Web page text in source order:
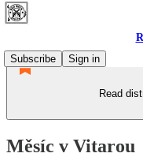
Subscribe
Sign in
Read
Měsíc v Vitarou